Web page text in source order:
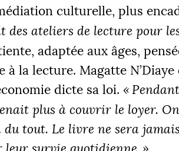
culturelle, plus
des ateliers de lecture pour
adaptée aux âges,
la lecture. Magatte
dicte sa loi. «
plus à couvrir le loyer.
tout. Le livre ne sera
|
PALIER 2
10000 €